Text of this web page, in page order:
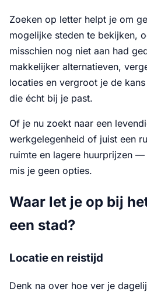
Zoeken op letter helpt je om
mogelijke steden te bekijken,
misschien nog niet aan had
makkelijker alternatieven,
locaties en vergroot je de
die écht bij je past.
Of je nu zoekt naar een
werkgelegenheid of juist een
ruimte en lagere huurprijzen
mis je geen opties.
Waar let je op bij
een stad?
Locatie en reistijd
Denk na over hoe ver je